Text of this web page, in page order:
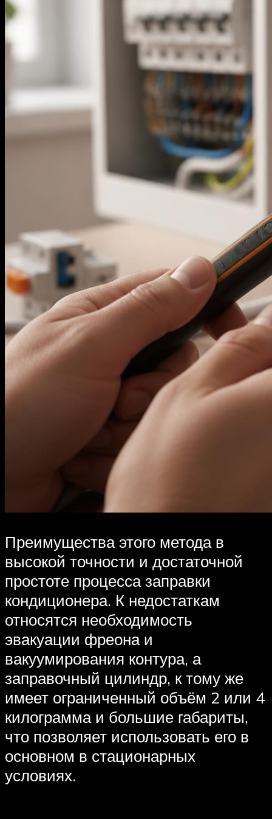
Преимущества этого метода в
высокой точности и достаточной
простоте процесса заправки
кондиционера. К недостаткам
относятся необходимость
эвакуации фреона и
вакуумирования контура, а
заправочный цилиндр, к тому же
имеет ограниченный объём 2 или 4
килограмма и большие габариты,
что позволяет использовать его в
основном в стационарных
условиях.